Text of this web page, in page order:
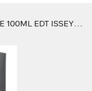
ISSEY MIYAKE FUSION HOMBRE 100ML EDT ISSEY MIYAKE